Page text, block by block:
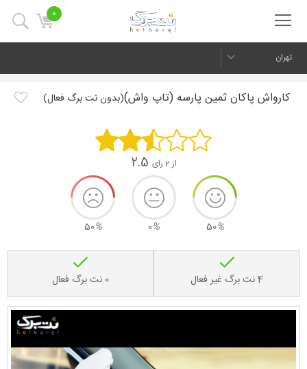
0
تهران
کارواش پاکان ثمین پارسه (تاپ واش)(بدون نت برگ فعال)
از 2 رای 2.5
50%
0%
50%
4 نت برگ غیر فعال 0 نت برگ فعال